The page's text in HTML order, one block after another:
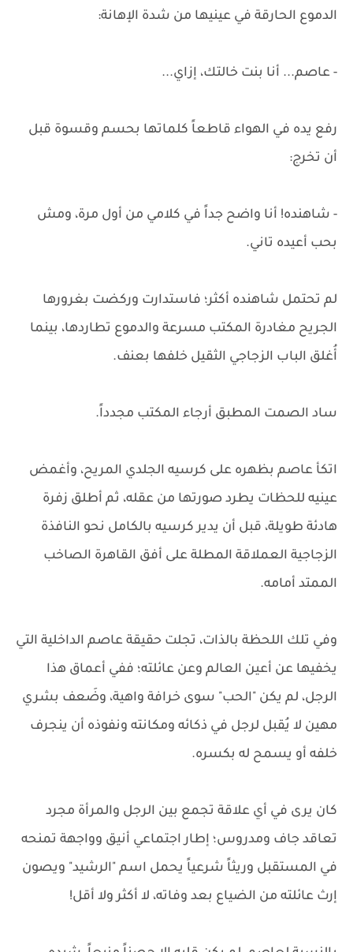
الدموع الحارقة في عينيها من شدة الإهانة:
- عاصم... أنا بنت خالتك، إزاي...
رفع يده في الهواء قاطعاً كلماتها بحسم وقسوة قبل
أن تخرج:
- شاهنده! أنا واضح جداً في كلامي من أول مرة، ومش
بحب أعيده تاني.
لم تحتمل شاهنده أكثر؛ فاستدارت وركضت بغرورها
الجريح مغادرة المكتب مسرعة والدموع تطاردها، بينما
أُغلق الباب الزجاجي الثقيل خلفها بعنف.
ساد الصمت المطبق أرجاء المكتب مجدداً.
اتكأ عاصم بظهره على كرسيه الجلدي المريح، وأغمض
عينيه للحظات يطرد صورتها من عقله، ثم أطلق زفرة
هادئة طويلة، قبل أن يدير كرسيه بالكامل نحو النافذة
الزجاجية العملاقة المطلة على أفق القاهرة الصاخب
الممتد أمامه.
وفي تلك اللحظة بالذات، تجلت حقيقة عاصم الداخلية التي
يخفيها عن أعين العالم وعن عائلته؛ ففي أعماق هذا
الرجل، لم يكن "الحب" سوى خرافة واهية، وضَعف بشري
مهين لا يُقبل لرجل في ذكائه ومكانته ونفوذه أن ينجرف
خلفه أو يسمح له بكسره.
كان يرى في أي علاقة تجمع بين الرجل والمرأة مجرد
تعاقد جاف ومدروس؛ إطار اجتماعي أنيق وواجهة تمنحه
في المستقبل وريثاً شرعياً يحمل اسم "الرشيد" ويصون
إرث عائلته من الضياع بعد وفاته، لا أكثر ولا أقل!